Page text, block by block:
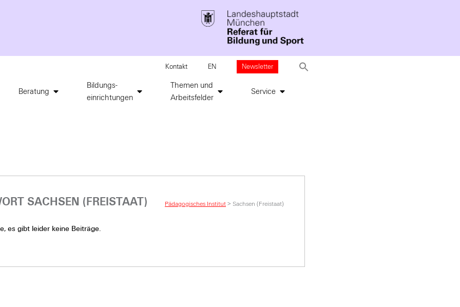
Kontakt EN Newsletter
Beratung
Bildungs-
einrichtungen
Themen und
Arbeitsfelder
Service
SACHSEN (FREISTAAT) Pädagogisches Institut > Sachsen (Freistaat)
es gibt leider keine Beiträge.